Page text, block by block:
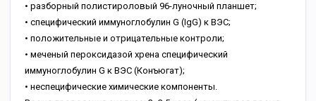
• разборный полистироловый 96-луночный планшет;
• специфический иммуноглобулин G (IgG) к ВЭС;
• положительные и отрицательные контроли;
• меченый пероксидазой хрена специфический
иммуноглобулин G к ВЭС (Конъюгат);
• неспецифические химические компоненты.